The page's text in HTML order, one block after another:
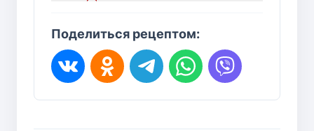
Поделиться рецептом: